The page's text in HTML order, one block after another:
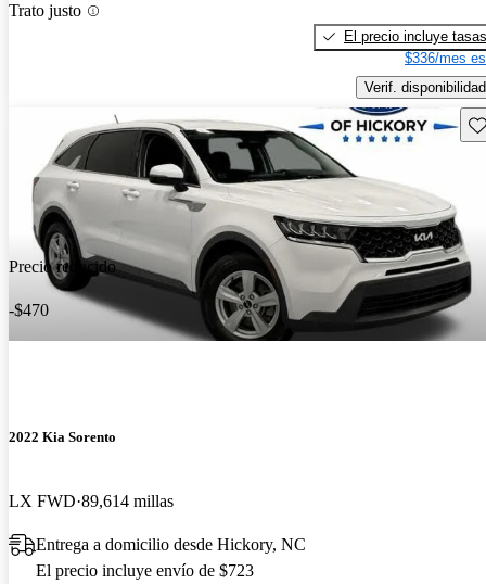
Trato justo
El precio incluye tasas
$336/mes
Verif. disponibilidad
Precio reducido
-$470
2022 Kia Sorento
LX FWD 89,614 millas
Entrega a domicilio desde Hickory, NC
El precio incluye envío de $723